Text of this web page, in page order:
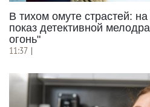
В тихом омуте страстей:
показ детективной
огонь"
11:37 |